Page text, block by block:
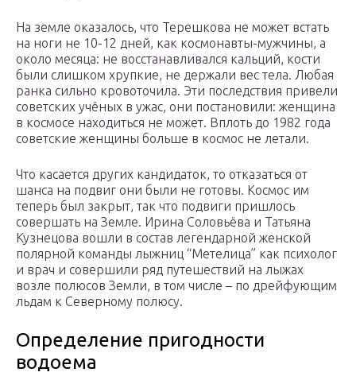
На земле оказалось, что Терешкова не может встать
на ноги не 10-12 дней, как космонавты-мужчины, а
около месяца: не восстанавливался кальций, кости
были слишком хрупкие, не держали вес тела. Любая
ранка сильно кровоточила. Эти последствия привели
советских учёных в ужас, они постановили: женщина
в космосе находиться не может. Вплоть до 1982 года
советские женщины больше в космос не летали.
Что касается других кандидаток, то отказаться от
шанса на подвиг они были не готовы. Космос им
теперь был закрыт, так что подвиги пришлось
совершать на Земле. Ирина Соловьёва и Татьяна
Кузнецова вошли в состав легендарной женской
полярной команды лыжниц “Метелица” как психолог
и врач и совершили ряд путешествий на лыжах
возле полюсов Земли, в том числе – по дрейфующим
льдам к Северному полюсу.
Определение пригодности
водоема